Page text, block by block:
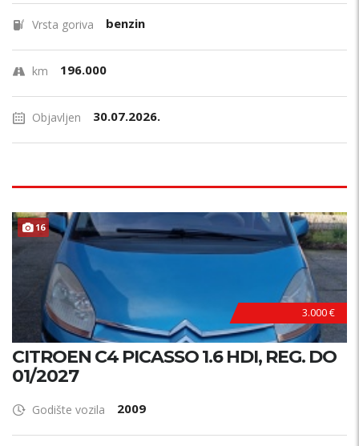
Vrsta goriva benzin
km 196.000
Objavljen 30.07.2026.
16
3.000 €
CITROEN C4 PICASSO 1.6 HDI, REG. DO
01/2027
Godište vozila 2009